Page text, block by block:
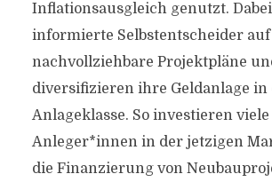
Inflationsausgleich genutzt.
informierte Selbstentscheider auf
nachvollziehbare Projektpläne
diversifizieren ihre Geldanlage in
Anlageklasse. So investieren viele
Anleger*innen in der jetzigen
die Finanzierung von